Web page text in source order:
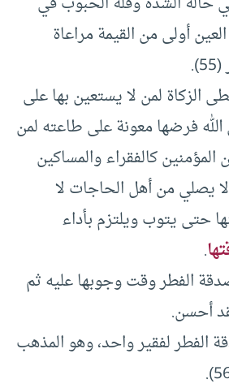
أولى من القيمة مراعاة
الزكاة لمن لا يستعين بها على
الله فرضها معونة على طاعته لمن
المؤمنين كالفقراء والمساكين
يصلي من أهل الحاجات لا
حتى يتوب ويلتزم بأداء
.
الفطر وقت وجوبها عليه ثم
أحسن.
الفطر لفقير واحد، وهو المذهب